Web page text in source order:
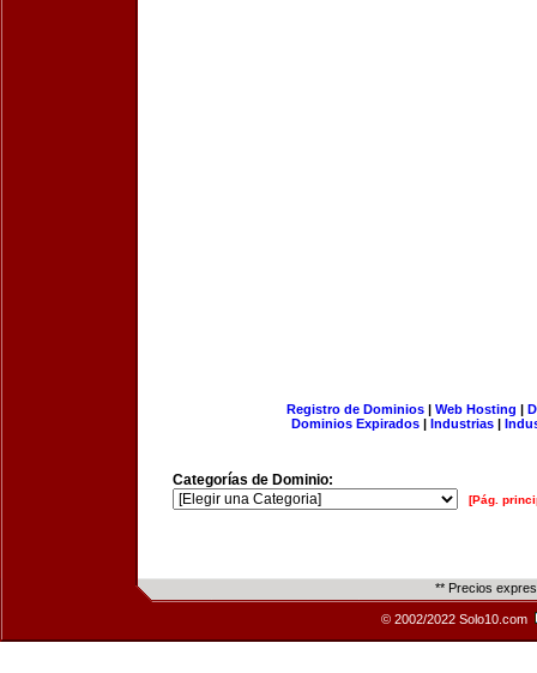
Registro de Dominios| Web Hosting |
Dominios Expirados | Industrias |
Categorías de Dominio:
[Pág.
** Precios
© 2002/2022 Solo10.com